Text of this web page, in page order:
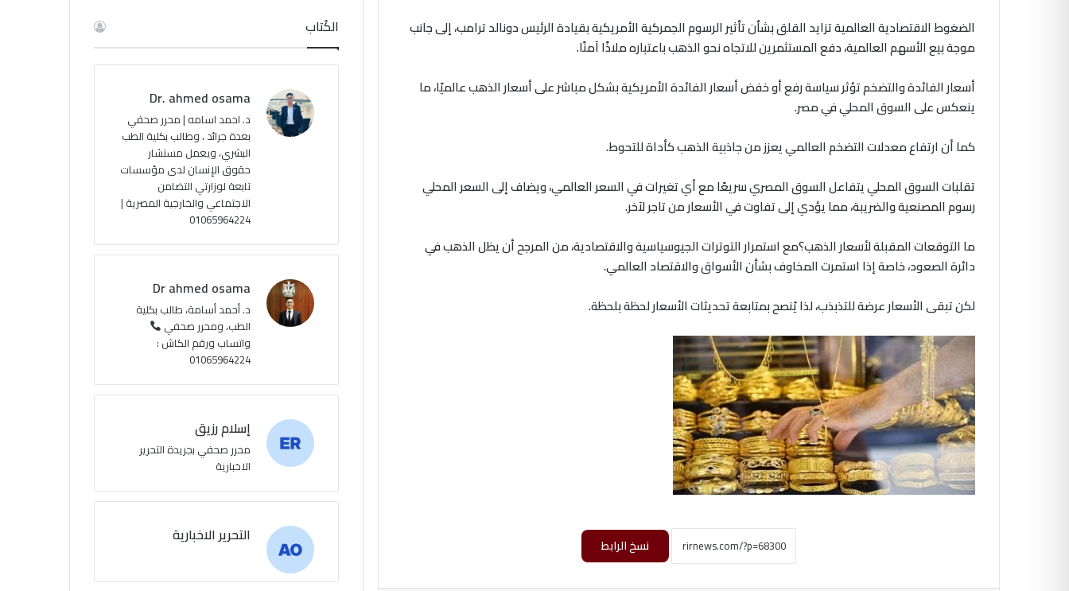
الضغوط الاقتصادية العالمية تزايد القلق بشأن تأثير الرسوم الجمركية الأمريكية بقيادة الرئيس دونالد ترامب، إلى جانب
موجة بيع الأسهم العالمية، دفع المستثمرين للاتجاه نحو الذهب باعتباره ملاذًا آمنًا.
أسعار الفائدة والتضخم تؤثر سياسة رفع أو خفض أسعار الفائدة الأمريكية بشكل مباشر على أسعار الذهب عالميًا، ما
ينعكس على السوق المحلي في مصر.
كما أن ارتفاع معدلات التضخم العالمي يعزز من جاذبية الذهب كأداة للتحوط.
تقلبات السوق المحلي يتفاعل السوق المصري سريعًا مع أي تغيرات في السعر العالمي، ويضاف إلى السعر المحلي
رسوم المصنعية والضريبة، مما يؤدي إلى تفاوت في الأسعار من تاجر لآخر.
ما التوقعات المقبلة لأسعار الذهب؟مع استمرار التوترات الجيوسياسية والاقتصادية، من المرجح أن يظل الذهب في
دائرة الصعود، خاصة إذا استمرت المخاوف بشأن الأسواق والاقتصاد العالمي.
لكن تبقى الأسعار عرضة للتذبذب، لذا يُنصح بمتابعة تحديثات الأسعار لحظة بلحظة.
نسخ الرابط
الكُتاب
Dr. ahmed osama
د. احمد اسامه | محرر صحفي
بعدة جرائد ، وطالب بكلية الطب
البشري، ويعمل مستشار
حقوق الإنسان لدى مؤسسات
تابعة لوزارتي التضامن
الاجتماعي والخارجية المصرية |
01065964224
Dr ahmed osama
د. أحمد أسامة، طالب بكلية
الطب، ومحرر صحفي
واتساب ورقم الكاش :
01065964224
إسلام رزيق
محرر صحفي بجريدة التحرير
الاخبارية
التحرير الاخبارية